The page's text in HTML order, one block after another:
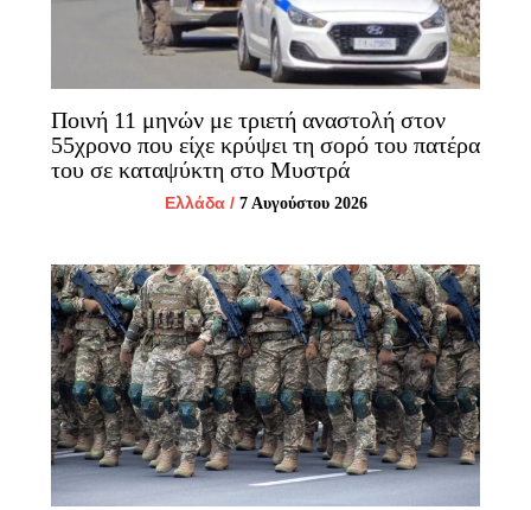
Ποινή 11 μηνών με τριετή αναστολή στον
55χρονο που είχε κρύψει τη σορό του πατέρα
του σε καταψύκτη στο Μυστρά
Ελλάδα/ 7 Αυγούστου 2026